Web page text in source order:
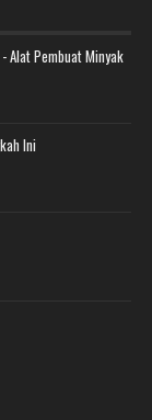
Alat Pembuat Minyak
Ini